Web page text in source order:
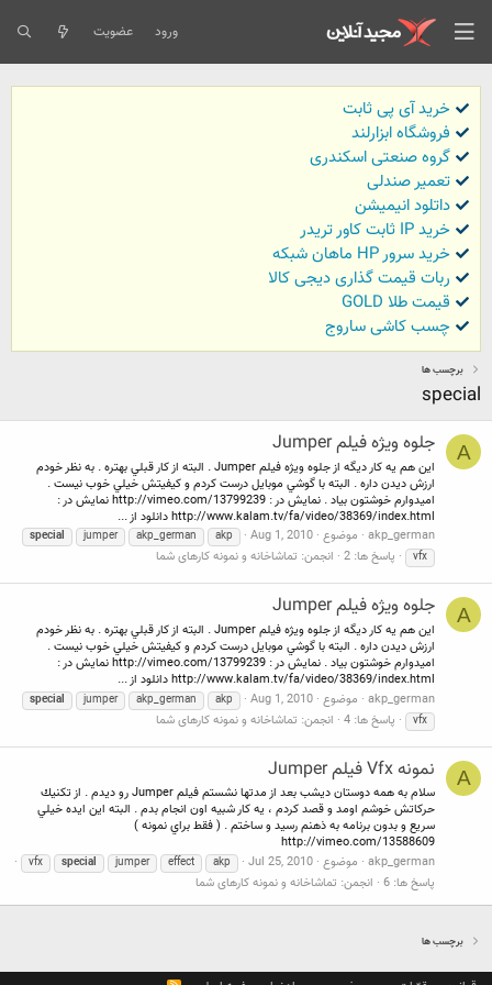
ورود عضویت
خرید آی پی ثابت
فروشگاه ابزارلند
گروه صنعتی اسکندری
تعمیر صندلی
داتلود انیمیشن
خرید IP ثابت کاور تریدر
خرید سرور HP ماهان شبکه
ربات قیمت گذاری دیجی کالا
قیمت طلا GOLD
چسب کاشی ساروج
برچسب ها
special
A جلوه ويژه فيلم Jumper
اين هم يه كار ديگه از جلوه ويژه فيلم Jumper . البته از كار قبلي بهتره . به نظر خودم
ارزش ديدن داره . البته با گوشي موبايل درست كردم و كيفيتش خيلي خوب نيست .
اميدوارم خوشتون بياد . نمايش در : http://vimeo.com/13799239 نمايش در :
http://www.kalam.tv/fa/video/38369/index.html دانلود از ...
akp_german موضوع Aug 1, 2010
akp
akp_german
jumper
special
vfx
پاسخ ها: 2 انجمن: تماشاخانه و نمونه کارهای شما
A جلوه ويژه فيلم Jumper
اين هم يه كار ديگه از جلوه ويژه فيلم Jumper . البته از كار قبلي بهتره . به نظر خودم
ارزش ديدن داره . البته با گوشي موبايل درست كردم و كيفيتش خيلي خوب نيست .
اميدوارم خوشتون بياد . نمايش در : http://vimeo.com/13799239 نمايش در :
http://www.kalam.tv/fa/video/38369/index.html دانلود از ...
akp_german موضوع Aug 1, 2010
akp
akp_german
jumper
special
vfx
پاسخ ها: 4 انجمن: تماشاخانه و نمونه کارهای شما
A نمونه Vfx فيلم Jumper
سلام به همه دوستان ديشب بعد از مدتها نشستم فيلم Jumper رو ديدم . از تكنيك
حركاتش خوشم اومد و قصد كردم ،‌ يه كار شبيه اون انجام بدم . البته اين ايده خيلي
سريع و بدون برنامه به ذهنم رسيد و ساختم . ( فقط براي نمونه )
http://vimeo.com/13588609
akp_german موضوع Jul 25, 2010
akp
effect
jumper
special
vfx
پاسخ ها: 6 انجمن: تماشاخانه و نمونه کارهای شما
برچسب ها